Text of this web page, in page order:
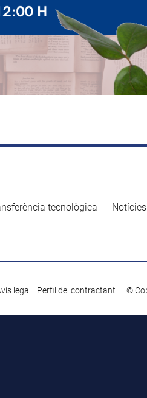
tecnològica
legal Perfil del contractant ©